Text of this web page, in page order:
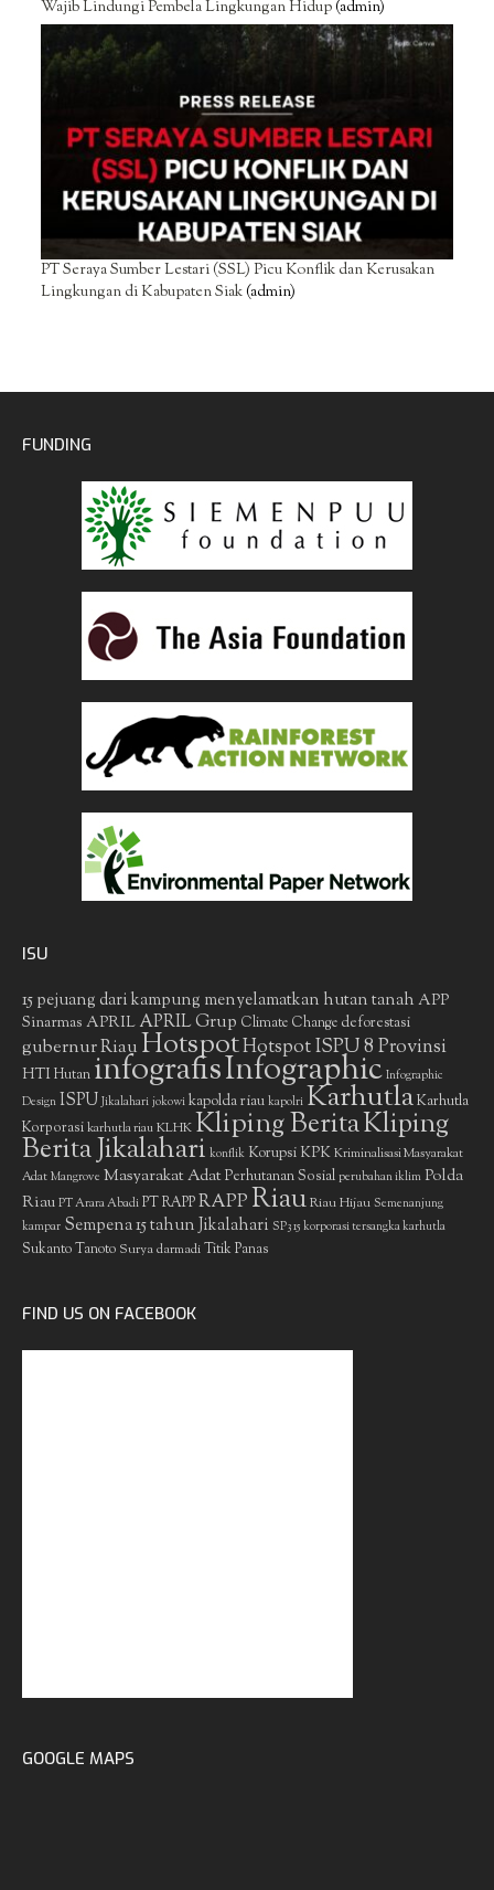
Wajib Lindungi Pembela Lingkungan Hidup(admin)
PT Seraya Sumber Lestari (SSL) Picu Konflik dan Kerusakan
Lingkungan di Kabupaten Siak(admin)
FUNDING
ISU
15 pejuang dari kampung menyelamatkan hutan tanah APP
Sinarmas APRIL APRIL Grup Climate Change deforestasi
gubernur RiauHotspotHotspot ISPU 8 Provinsi
HTIHutan infografisInfographic Infographic
Design ISPU Jikalahari jokowi kapolda riau kapolri KarhutlaKarhutla
Korporasikarhutla riauKLHKKliping BeritaKliping
Berita Jikalahari konflik Korupsi KPKKriminalisasi Masyarakat
Adat Mangrove Masyarakat AdatPerhutanan Sosial perubahan iklim Polda
Riau PT Arara Abadi PT RAPPRAPPRiauRiau Hijau Semenanjung
kampar Sempena 15 tahun Jikalahari SP3 15 korporasi tersangka karhutla
Sukanto Tanoto Surya darmadiTitik Panas
FIND US ON FACEBOOK
GOOGLE MAPS